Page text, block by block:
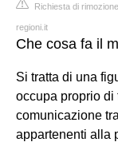
Richiesta di
regioni.it
Che cosa fa il
Si tratta di una
occupa proprio di
comunicazione
appartenenti alla